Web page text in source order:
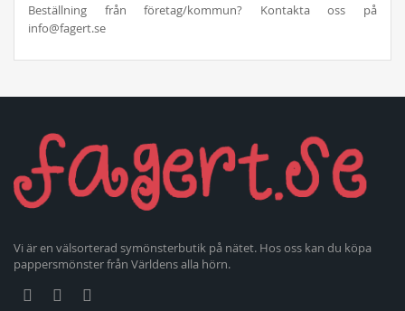
Beställning från företag/kommun? Kontakta oss på
info@fagert.se
Vi är en välsorterad symönsterbutik på nätet. Hos oss kan du köpa
pappersmönster från Världens alla hörn.